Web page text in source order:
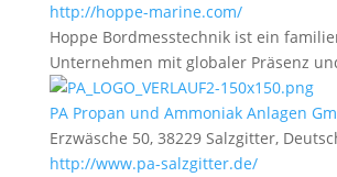
http://hoppe-marine.com/
Hoppe Bordmesstechnik ist ein
Unternehmen mit globaler Präsenz
PA Propan und Ammoniak Anlagen
Erzwäsche 50, 38229 Salzgitter,
http://www.pa-salzgitter.de/